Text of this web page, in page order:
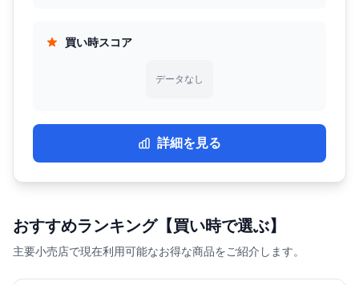
買い時スコア
データなし
詳細を見る
おすすめランキング【買い時で選ぶ】
主要小売店で現在利用可能なお得な商品をご紹介します。